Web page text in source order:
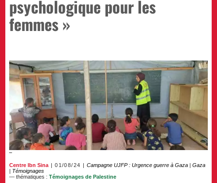
psychologique pour les
femmes »
Centre Ibn Sina 01/08/24 Campagne UJFP : Urgence guerre à Gaza |Gaza
Témoignages
— thématiques :Témoignages de Palestine